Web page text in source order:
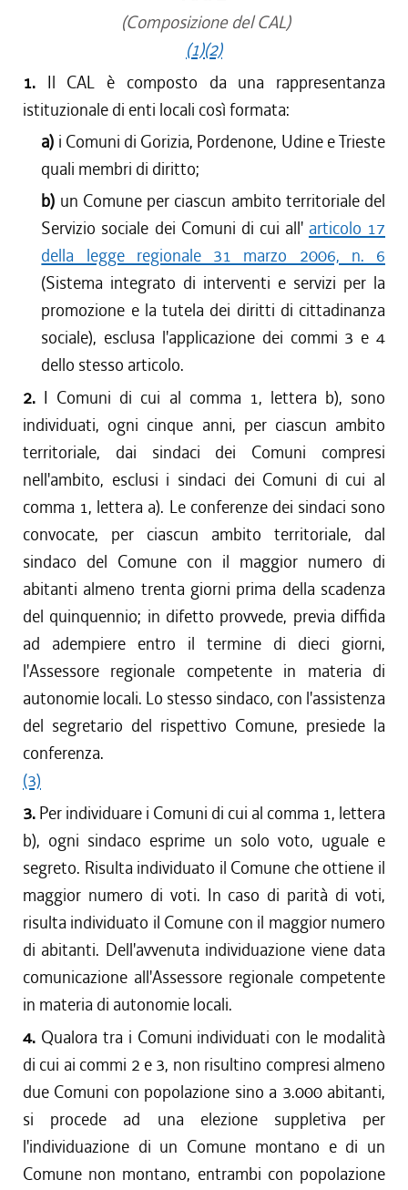
(Composizione del CAL)
(1)(2)
1. Il CAL è composto da una rappresentanza
istituzionale di enti locali così formata:
a) i Comuni di Gorizia, Pordenone, Udine e Trieste
quali membri di diritto;
b) un Comune per ciascun ambito territoriale del
Servizio sociale dei Comuni di cui all' articolo 17
della legge regionale 31 marzo 2006, n. 6
(Sistema integrato di interventi e servizi per la
promozione e la tutela dei diritti di cittadinanza
sociale), esclusa l'applicazione dei commi 3 e 4
dello stesso articolo.
2. I Comuni di cui al comma 1, lettera b), sono
individuati, ogni cinque anni, per ciascun ambito
territoriale, dai sindaci dei Comuni compresi
nell'ambito, esclusi i sindaci dei Comuni di cui al
comma 1, lettera a). Le conferenze dei sindaci sono
convocate, per ciascun ambito territoriale, dal
sindaco del Comune con il maggior numero di
abitanti almeno trenta giorni prima della scadenza
del quinquennio; in difetto provvede, previa diffida
ad adempiere entro il termine di dieci giorni,
l'Assessore regionale competente in materia di
autonomie locali. Lo stesso sindaco, con l'assistenza
del segretario del rispettivo Comune, presiede la
conferenza.
(3)
3. Per individuare i Comuni di cui al comma 1, lettera
b), ogni sindaco esprime un solo voto, uguale e
segreto. Risulta individuato il Comune che ottiene il
maggior numero di voti. In caso di parità di voti,
risulta individuato il Comune con il maggior numero
di abitanti. Dell'avvenuta individuazione viene data
comunicazione all'Assessore regionale competente
in materia di autonomie locali.
4. Qualora tra i Comuni individuati con le modalità
di cui ai commi 2 e 3, non risultino compresi almeno
due Comuni con popolazione sino a 3.000 abitanti,
si procede ad una elezione suppletiva per
l'individuazione di un Comune montano e di un
Comune non montano, entrambi con popolazione